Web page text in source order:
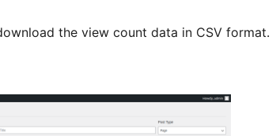
the view count data in CSV format.